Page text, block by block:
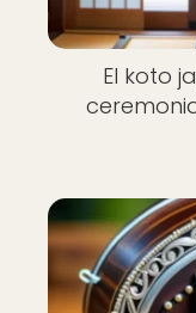
El koto